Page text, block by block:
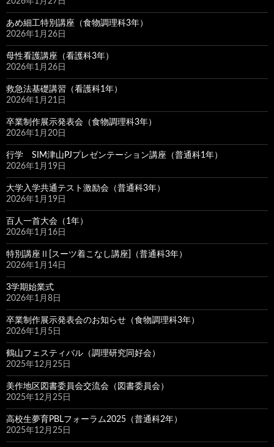
あめ細工特別講座（食物調理科3年）
2026年1月26日
母性看護講座（看護科3年）
2026年1月26日
救急法基礎講習（看護科1年）
2026年1月21日
卒業制作展示発表会（食物調理科3年）
2026年1月20日
行学 SIM津山PJプレゼンテーション講座（普通科1年）
2026年1月19日
大学入学共通テスト激励会（普通科3年）
2026年1月19日
百人一首大会（1年）
2026年1月16日
特別講座Ⅱ[スーツ着こなし講座]（普通科3年）
2026年1月14日
3学期始業式
2026年1月8日
卒業制作展示発表会のお知らせ（食物調理科3年）
2026年1月5日
鶴山フェスティバル（調理研究同好会）
2025年12月25日
美作地区図書委員会交流会（図書委員会）
2025年12月25日
高校生夢育PBLフォーラム2025（普通科2年）
2025年12月25日